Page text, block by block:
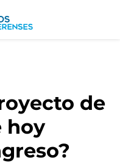
de
hoy